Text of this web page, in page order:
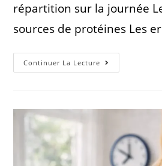
répartition sur la journée
sources de protéines Les
Continuer La Lecture